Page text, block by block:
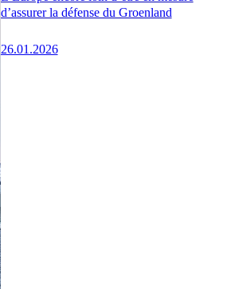
d’assurer la défense du Groenland
26.01.2026